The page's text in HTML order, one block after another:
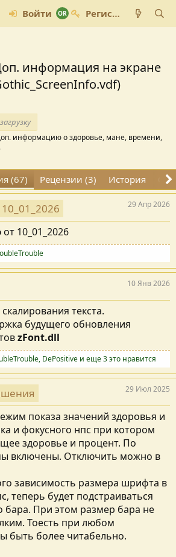
Войти Регистрация
информация на экране
информацию о здоровье, мане, времени,
(67) Рецензии (3) История
29 Апр 2026
10_01_2026
10 Янв 2026
текста.
будущего обновления
zFont.dll
, DePositiveи еще 3 это нравится
29 Июл 2025
показа значений здоровья и
и фокусного нпс при котором
здоровье и процент. По
включены. Отключить можно в
зависимость размера шрифта в
теперь будет подстраиваться
бара. При этом размер бара не
Тоесть при любом
быть более читабельно.